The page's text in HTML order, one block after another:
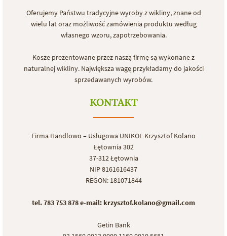
Oferujemy Państwu tradycyjne wyroby z wikliny, znane od
wielu lat oraz możliwość zamówienia produktu według
własnego wzoru, zapotrzebowania.
Kosze prezentowane przez naszą firmę są wykonane z
naturalnej wikliny. Największa wagę przykładamy do jakości
sprzedawanych wyrobów.
KONTAKT
Firma Handlowo – Usługowa UNIKOL Krzysztof Kolano
Łętownia 302
37-312 Łętownia
NIP 8161616437
REGON: 181071844
tel. 783 753 878e-mail: krzysztof.kolano@gmail.com
Getin Bank